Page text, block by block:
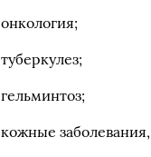
онкология;
туберкулез;
гельминтоз;
кожные